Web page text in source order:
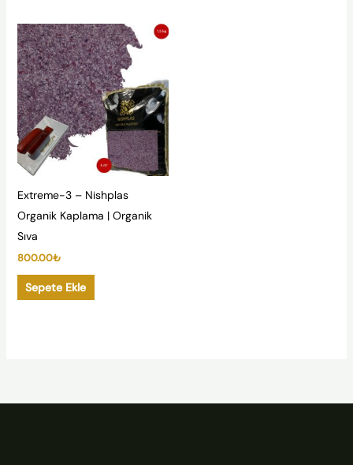
Extreme-3 – Nishplas
Organik Kaplama | Organik
Sıva
800.00₺
Sepete Ekle